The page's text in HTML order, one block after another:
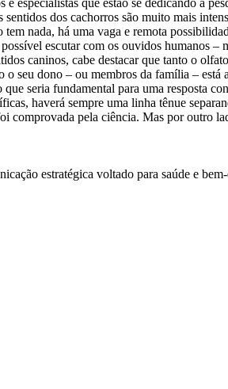
dos cachorros são muito mais
nada, há uma vaga e remota
escutar com os ouvidos humanos –
caninos, cabe destacar que tanto o
o seu dono – ou membros da família – está
seria fundamental para uma resposta
haverá sempre uma linha tênue
comprovada pela ciência. Mas por outro
estratégica voltado para saúde e